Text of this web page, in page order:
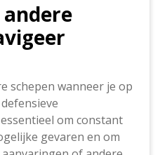
schepen wanneer je op
om constant
gevaren en om